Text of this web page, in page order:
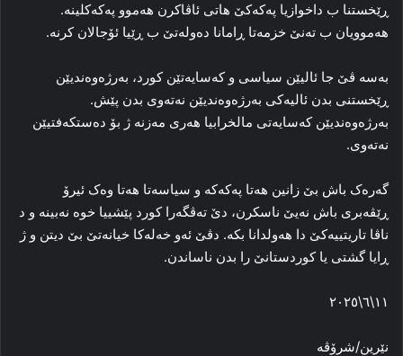
ڕێخستنا ب داخوازیا پەکەکێ هاتی ئاڤاکرن هه‌موو پەکەکلینه‌.
هه‌موویان ب ته‌نێ‌ خزمه‌تا ڕامانا ده‌وله‌تێ ب ڕێیا ئۆجالان کرنه‌.
به‌سه‌ ڤێ جا ئالیێن سیاسی و که‌سایه‌تێن کورد، به‌رژه‌وه‌ندیێن
ڕێخستنی بدن ئالیه‌کی به‌رژه‌وه‌ندیێن نه‌ته‌وی بدن پێش.
به‌رژه‌وه‌ندیێن که‌سایه‌تی مالخرابیا هه‌ری مه‌زنه‌ ژ بۆ ده‌ستکه‌فتیێن
نه‌ته‌وی.
گه‌ره‌ک باش بێ زانین هه‌تا پەکەکە و سیاسه‌تا هه‌تا وه‌ک ئیرۆ
ڕێڤه‌بری باش نه‌یێ‌ ناسکرن، دێ ته‌ڤگه‌را کورد پێشییا خوه‌ نه‌بینه‌ و د
ناڤا تاریتییه‌کێ دا هه‌ولدانا بکه‌. دڤێ ئه‌و خه‌له‌کا خیانه‌تێ بێ دیتن و ژ
ڕایا گشتی یا کوردستانێ را بدن ناساندن.
١١\٦\٢٠٢٥
نێرین/شرۆڤه‌